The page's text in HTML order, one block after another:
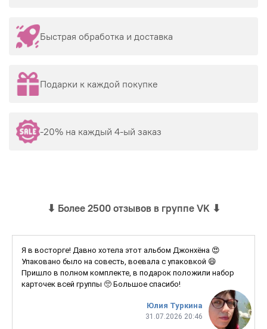
Быстрая обработка и доставка
Подарки к каждой покупке
-20% на каждый 4-ый заказ
⬇ Более 2500 отзывов в группе VK ⬇
Юлия Туркина
31.07.2026 20:46
Я в восторге! Давно хотела этот альбом Джонхёна 😍
Упаковано было на совесть, воевала с упаковкой 😄
Пришло в полном комплекте, в подарок положили набор
карточек всей группы 🥺 Большое спасибо!